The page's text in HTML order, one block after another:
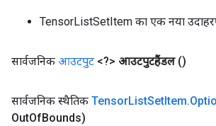
TensorListSetItem का एक नया
सार्वजनिक आउटपुट <?> आउटपुटहैंडल ()
सार्वजनिक स्थैतिक TensorListSetItem.
OutOfBounds)